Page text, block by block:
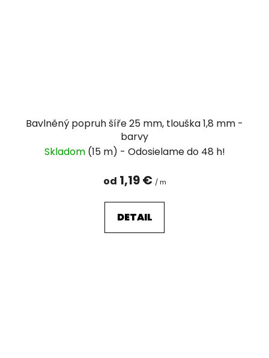
Bavlněný popruh šíře 25 mm, tlouška 1,8 mm -
barvy
Skladom (15 m)
od 1,19 € / m
DETAIL